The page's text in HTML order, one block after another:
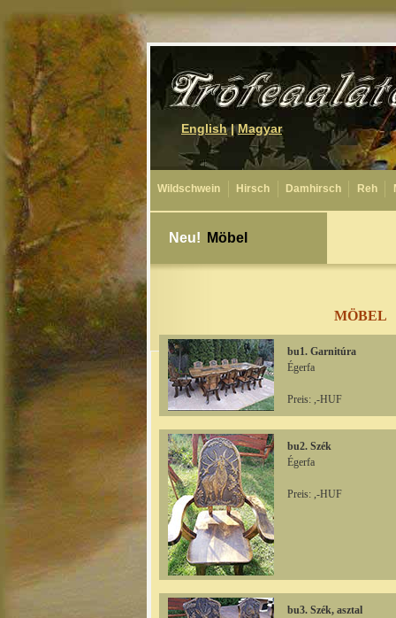
English|Magyar
Wildschwein Hirsch Damhirsch Reh
Neu! Möbel
MÖBEL
bu1. Garnitúra
Égerfa
Preis: ,-HUF
bu2. Szék
Égerfa
Preis: ,-HUF
bu3. Szék, asztal